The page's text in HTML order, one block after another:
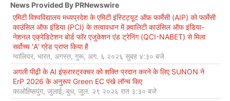
News Provided By PRNewswire
एमिटी विश्वविद्यालय मध्यप्रदेश के एमिटी इंस्टिट्यूट ऑफ़ फार्मेसी (AIP) को फार्मेसी
काउंसिल ऑफ इंडिया (PCI) के तत्वावधान में क़्वालिटी काउंसिल ऑफ इंडिया-
नेशनल एक्रेडिटेशन बोर्ड फॉर एजुकेशन एंड ट्रेनिंग (QCI-NABET) से मिला
सर्वोच्च 'A' ग्रेड प्राप्त किया है
ग्वालियर, भारत, अगस्त, गुरू, अग. ६ २०२६ सुबह ४:३० बजे
अगली पीढ़ी के AI इंफ्रास्ट्रक्चर को शक्ति प्रदान करने के लिए SUNON ने
ErP 2026 के अनुरूप Green EC पंखे लॉन्च किए
काओह्सियुंग, जुलाई, बुध, जुल. २९ २०२६ रात ३:३० बजे